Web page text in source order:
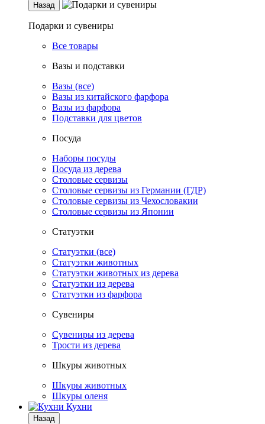
Назад
Подарки и сувениры
Все товары
Вазы и подставки
Вазы (все)
Вазы из китайского фарфора
Вазы из фарфора
Подставки для цветов
Посуда
Наборы посуды
Посуда из дерева
Столовые сервизы
Столовые сервизы из Германии (ГДР)
Столовые сервизы из Чехословакии
Столовые сервизы из Японии
Статуэтки
Статуэтки (все)
Статуэтки животных
Статуэтки животных из дерева
Статуэтки из дерева
Статуэтки из фарфора
Сувениры
Сувениры из дерева
Трости из дерева
Шкуры животных
Шкуры животных
Шкуры оленя
Кухни
Назад